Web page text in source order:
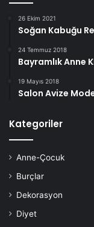
26 Ekim 2021
Soğan Kabuğu
24 Temmuz 2018
Bayramlık Anne
19 Mayıs 2018
Salon Avize
Kategoriler
Anne-Çocuk
Burçlar
Dekorasyon
Diyet